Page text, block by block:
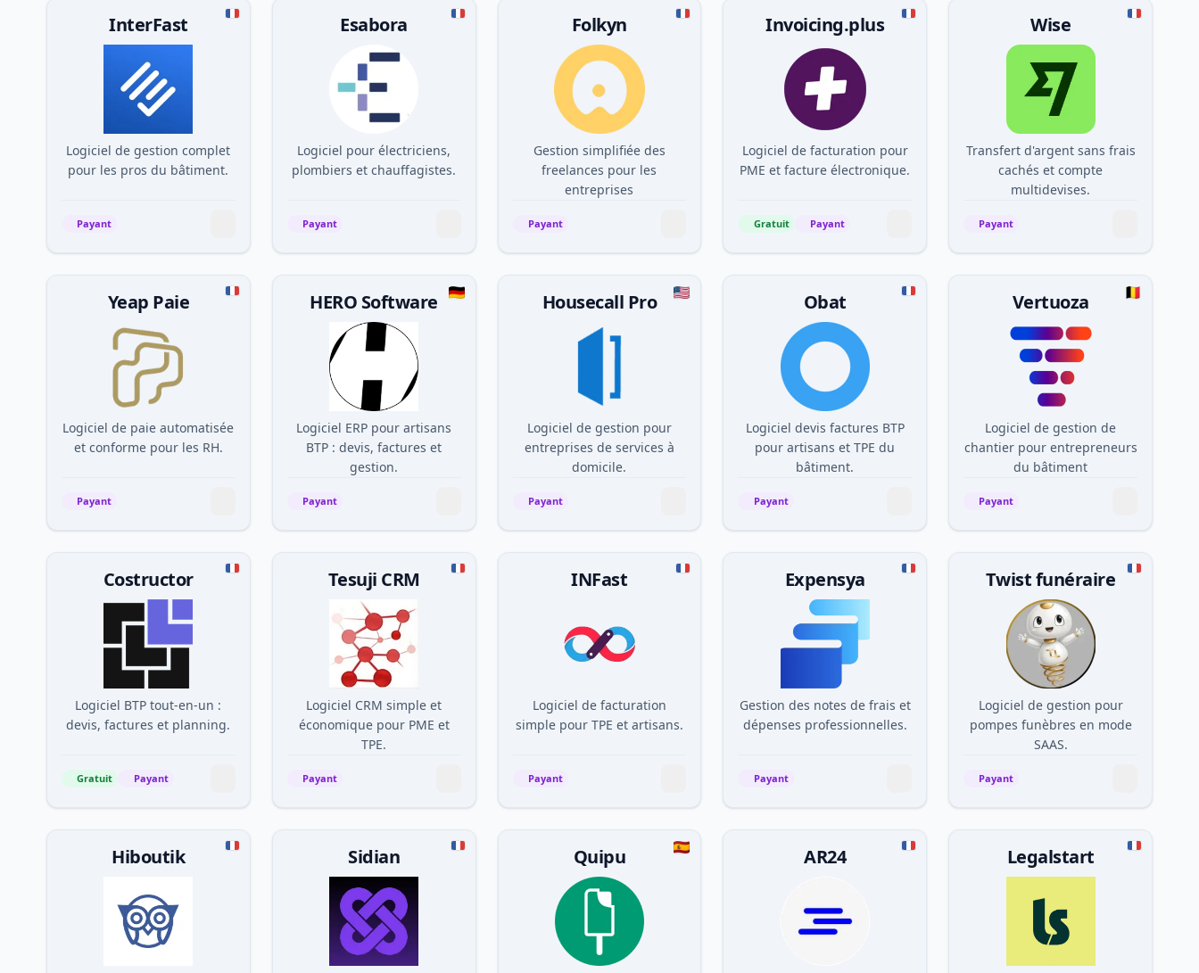
InterFast
Logiciel de gestion complet
pour les pros du bâtiment.
Payant
Esabora
Logiciel pour électriciens,
plombiers et chauffagistes.
Payant
Folkyn
Gestion simplifiée des
freelances pour les
entreprises
Payant
Invoicing.plus
Logiciel de facturation pour
PME et facture électronique.
Gratuit Payant
Wise
Transfert d'argent sans frais
cachés et compte
multidevises.
Payant
Yeap Paie
Logiciel de paie automatisée
et conforme pour les RH.
Payant
HERO Software
Logiciel ERP pour artisans
BTP : devis, factures et
gestion.
Payant
Housecall Pro
Logiciel de gestion pour
entreprises de services à
domicile.
Payant
Obat
Logiciel devis factures BTP
pour artisans et TPE du
bâtiment.
Payant
Vertuoza
Logiciel de gestion de
chantier pour entrepreneurs
du bâtiment
Payant
Costructor
Logiciel BTP tout-en-un :
devis, factures et planning.
Gratuit Payant
Tesuji CRM
Logiciel CRM simple et
économique pour PME et
TPE.
Payant
INFast
Logiciel de facturation
simple pour TPE et artisans.
Payant
Expensya
Gestion des notes de frais et
dépenses professionnelles.
Payant
Twist funéraire
Logiciel de gestion pour
pompes funèbres en mode
SAAS.
Payant
Hiboutik Sidian Quipu AR24 Legalstart